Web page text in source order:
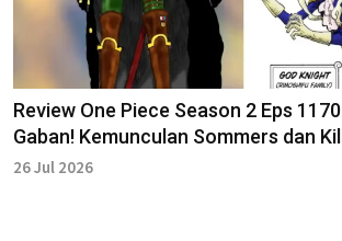
Review One Piece Season 2 Eps
Gaban! Kemunculan Sommers dan
26 Jul 2026